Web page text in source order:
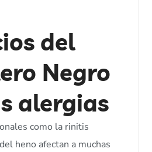
del
Negro
alergias
como la rinitis
heno afectan a muchas